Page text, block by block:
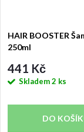
HAIR BOOSTER
250ml
441 Kč
Skladem2 ks
DO